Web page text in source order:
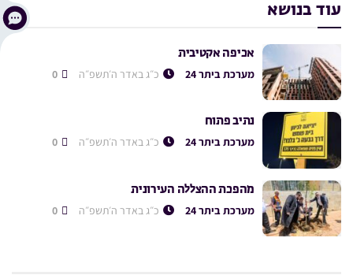
עוד בנושא
אכיפה אקטיבית
מערכת ביתר 24 כ״ג באדר ה׳תשפ״ה
נתיב פתוח
מערכת ביתר 24 כ״ג באדר ה׳תשפ״ה
מהפכת ההצללה העירונית
מערכת ביתר 24 כ״ג באדר ה׳תשפ״ה